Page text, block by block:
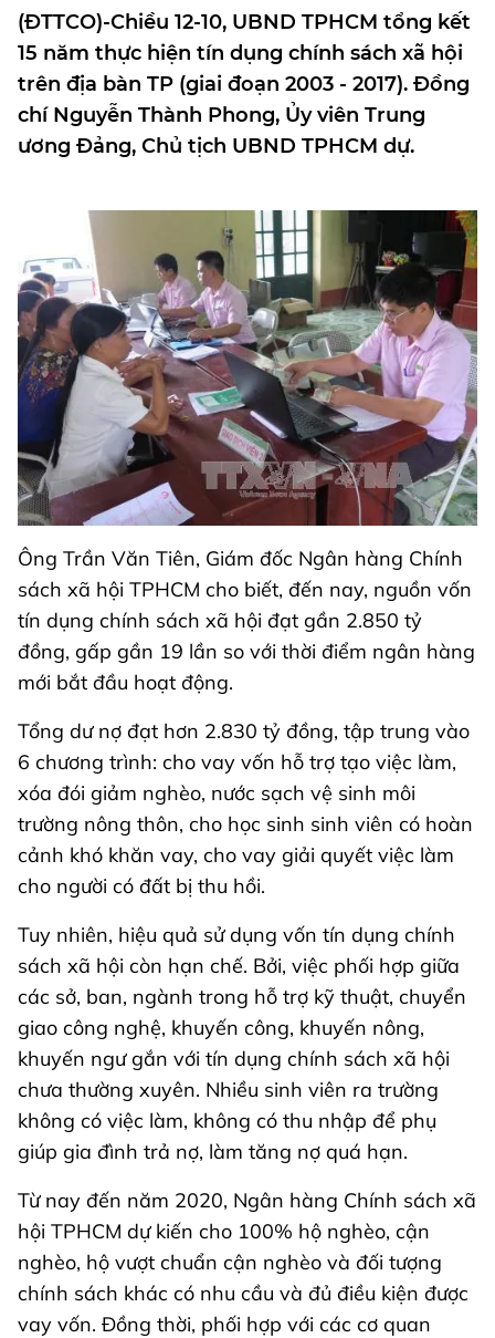
(ĐTTCO)-Chiều 12-10, UBND TPHCM tổng kết
15 năm thực hiện tín dụng chính sách xã hội
trên địa bàn TP (giai đoạn 2003 - 2017). Đồng
chí Nguyễn Thành Phong, Ủy viên Trung
ương Đảng, Chủ tịch UBND TPHCM dự.
Ông Trần Văn Tiên, Giám đốc Ngân hàng Chính
sách xã hội TPHCM cho biết, đến nay, nguồn vốn
tín dụng chính sách xã hội đạt gần 2.850 tỷ
đồng, gấp gần 19 lần so với thời điểm ngân hàng
mới bắt đầu hoạt động.
Tổng dư nợ đạt hơn 2.830 tỷ đồng, tập trung vào
6 chương trình: cho vay vốn hỗ trợ tạo việc làm,
xóa đói giảm nghèo, nước sạch vệ sinh môi
trường nông thôn, cho học sinh sinh viên có hoàn
cảnh khó khăn vay, cho vay giải quyết việc làm
cho người có đất bị thu hồi.
Tuy nhiên, hiệu quả sử dụng vốn tín dụng chính
sách xã hội còn hạn chế. Bởi, việc phối hợp giữa
các sở, ban, ngành trong hỗ trợ kỹ thuật, chuyển
giao công nghệ, khuyến công, khuyến nông,
khuyến ngư gắn với tín dụng chính sách xã hội
chưa thường xuyên. Nhiều sinh viên ra trường
không có việc làm, không có thu nhập để phụ
giúp gia đình trả nợ, làm tăng nợ quá hạn.
Từ nay đến năm 2020, Ngân hàng Chính sách xã
hội TPHCM dự kiến cho 100% hộ nghèo, cận
nghèo, hộ vượt chuẩn cận nghèo và đối tượng
chính sách khác có nhu cầu và đủ điều kiện được
vay vốn. Đồng thời, phối hợp với các cơ quan